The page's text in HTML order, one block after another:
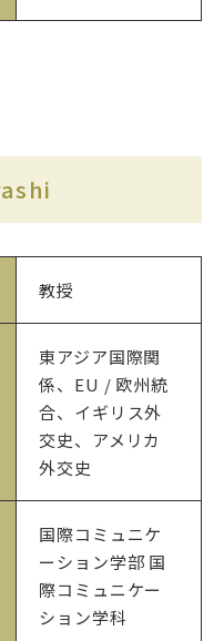
教授
東アジア国際関
係、EU / 欧州統
合、イギリス外
交史、アメリカ
外交史
国際コミュニケ
ーション学部 国
際コミュニケー
ション学科